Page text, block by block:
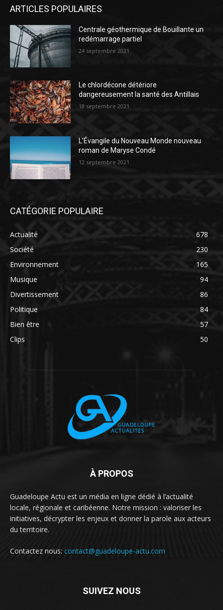
ARTICLES POPULAIRES
Centrale géothermique de Bouillante un
redémarrage partiel
24 septembre 2021
Le chlordécone détériore
dangereusement la santé des Antillais
18 septembre 2021
L’Évangile du Nouveau Monde nouveau
roman de Maryse Condé
12 septembre 2021
CATÉGORIE POPULAIRE
Actualité
678
Société
230
Environnement
165
Musique
94
Divertissement
86
Politique
84
Bien être
57
Clips
50
À PROPOS
Guadeloupe Actu est un média en ligne dédié à l’actualité
locale, régionale et caribéenne. Notre mission : valoriser les
initiatives, décrypter les enjeux et donner la parole aux acteurs
du territoire.
Contactez nous: contact@guadeloupe-actu.com
SUIVEZ NOUS